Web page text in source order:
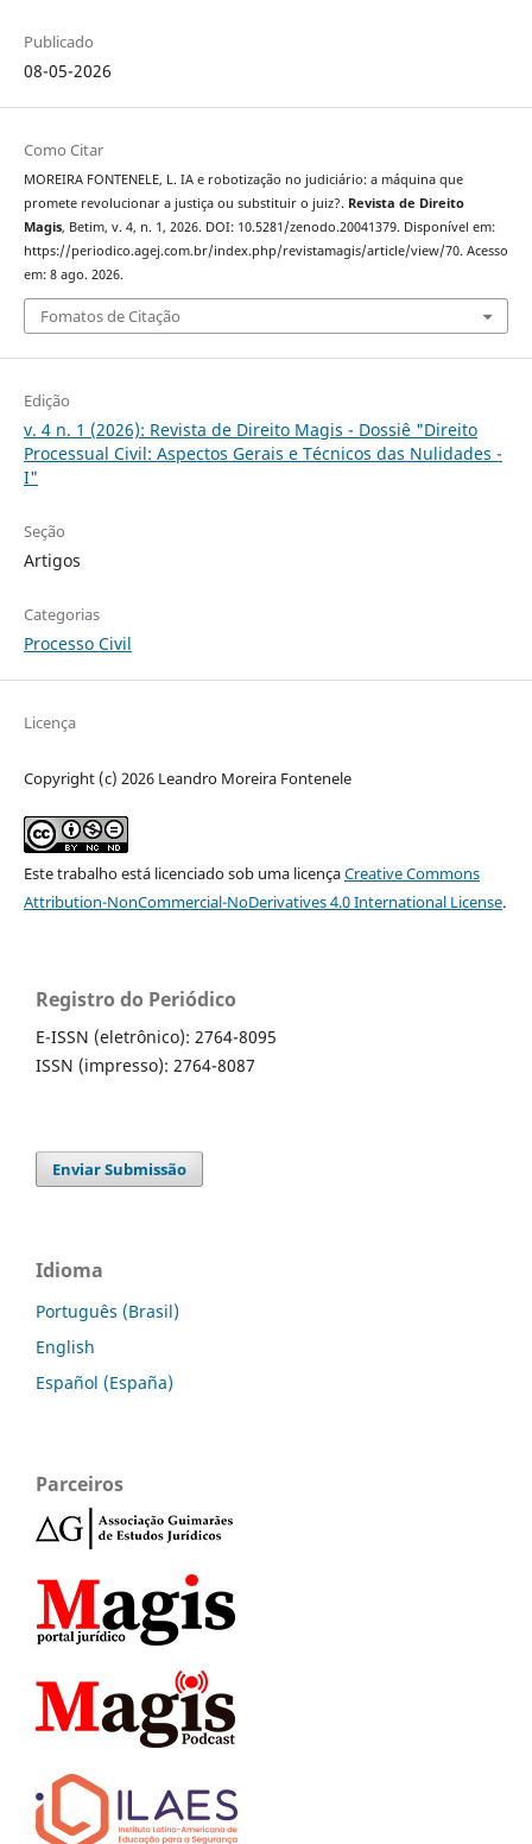
Publicado
08-05-2026
Como Citar
MOREIRA FONTENELE, L. IA e robotização no judiciário: a máquina que
promete revolucionar a justiça ou substituir o juiz?. Revista de Direito
Magis, Betim, v. 4, n. 1, 2026. DOI: 10.5281/zenodo.20041379. Disponível em:
https://periodico.agej.com.br/index.php/revistamagis/article/view/70. Acesso
em: 8 ago. 2026.
Fomatos de Citação
Edição
v. 4 n. 1 (2026): Revista de Direito Magis - Dossiê "Direito
Processual Civil: Aspectos Gerais e Técnicos das Nulidades -
I"
Seção
Artigos
Categorias
Processo Civil
Licença
Copyright (c) 2026 Leandro Moreira Fontenele
Este trabalho está licenciado sob uma licençaCreative Commons
Attribution-NonCommercial-NoDerivatives 4.0 International License.
Registro do Periódico
E-ISSN (eletrônico): 2764-8095
ISSN (impresso): 2764-8087
Enviar Submissão
Idioma
Português (Brasil)
English
Español (España)
Parceiros